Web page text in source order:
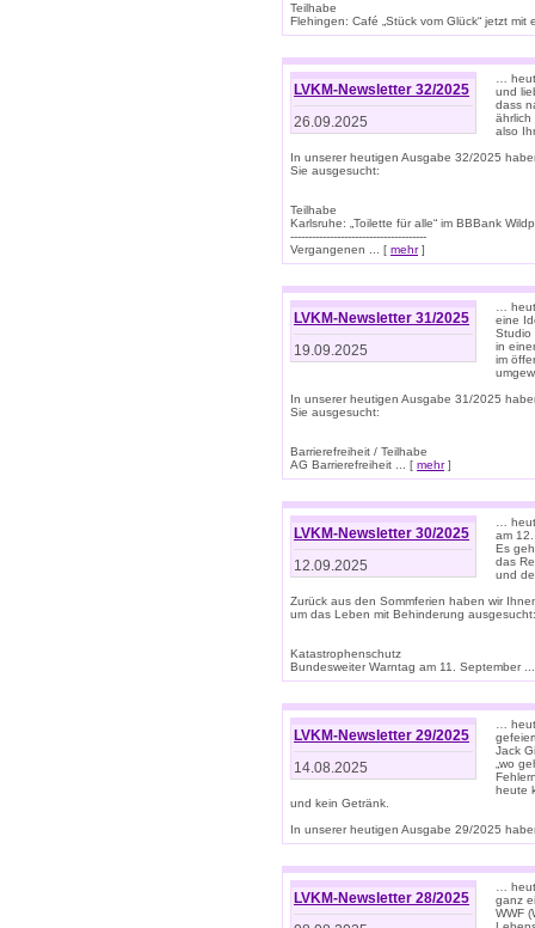
Teilhabe
Flehingen: Café „Stück vom Glück“ jetzt mit
LVKM-Newsletter 32/2025
26.09.2025
…
und
dass
ährlich
also
In unserer heutigen Ausgabe 32/2025
Sie ausgesucht:
Teilhabe
Karlsruhe: „Toilette für alle“ im BBBank
--------------------------------------
Vergangenen ... [ mehr]
LVKM-Newsletter 31/2025
19.09.2025
…
eine
Studio
in
im
In unserer heutigen Ausgabe 31/2025
Sie ausgesucht:
Barrierefreiheit / Teilhabe
AG Barrierefreiheit ... [ mehr]
LVKM-Newsletter 30/2025
12.09.2025
…
am
Es
das
und
Zurück aus den Sommferien haben wir
um das Leben mit Behinderung ausgesucht:
Katastrophenschutz
Bundesweiter Warntag am 11. September
LVKM-Newsletter 29/2025
14.08.2025
…
Jack
„wo
heute
und kein Getränk.
In unserer heutigen Ausgabe 29/2025
LVKM-Newsletter 28/2025
…
ganz
WWF